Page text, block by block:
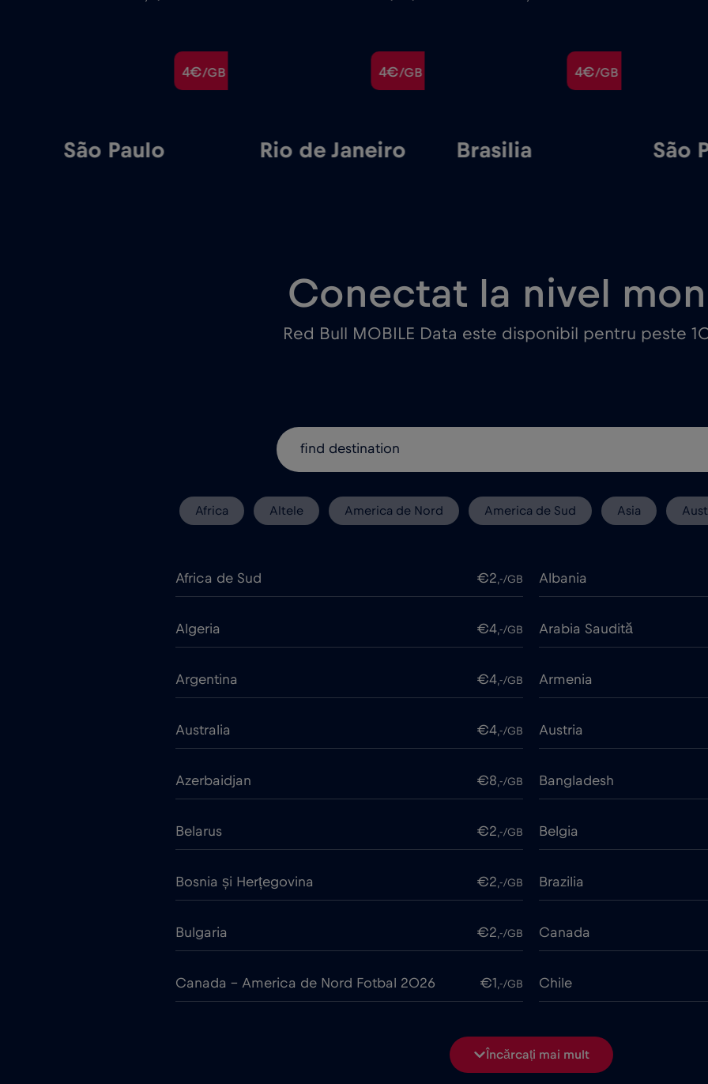
4€/GB
São Paulo
4€/GB
Rio de Janeiro
4€/GB
Brasilia São
Conectat la nivel
Red Bull MOBILE Data este disponibil pentru peste
Africa Altele America de Nord America de Sud Asia
Africa de Sud €2,-/GB Albania
Algeria €4,-/GB Arabia Saudită
Argentina €4,-/GB Armenia
Australia €4,-/GB Austria
Azerbaidjan €8,-/GB Bangladesh
Belarus €2,-/GB Belgia
Bosnia și Herțegovina €2,-/GB Brazilia
Bulgaria €2,-/GB Canada
Canada - America de Nord Fotbal 2026 €1 ,-/GB Chile
€6,-/GB Ciad
Încărcați mai mult